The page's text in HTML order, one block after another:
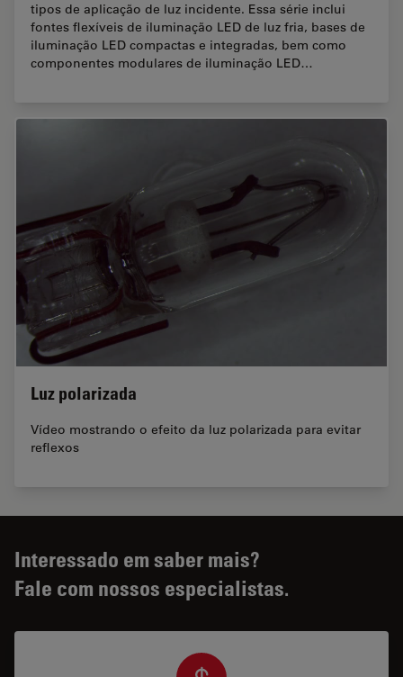
tipos de aplicação de luz incidente. Essa série inclui
fontes flexíveis de iluminação LED de luz fria, bases de
iluminação LED compactas e integradas, bem como
componentes modulares de iluminação LED…
Luz polarizada
Vídeo mostrando o efeito da luz polarizada para evitar
reflexos
Interessado em saber mais?
Fale com nossos especialistas.